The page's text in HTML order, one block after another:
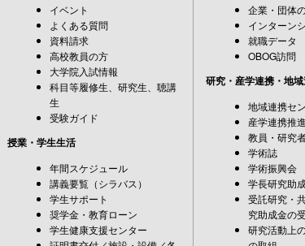
イベント
よくある質問
資料請求
高校教員の方
大学院入試情報
科目等履修生、研究生、聴講
生
受験ガイド
授業・学生生活
年間スケジュール
講義要覧（シラバス）
学生サポート
奨学金・教育ローン
学生健康支援センター
企業・団体
インターン
就職データ
OBOG訪問
研究・産学連携・地
地域連携セ
産学連携推
教員・研究
学術誌
学術振興会
学長研究助
受託研究・
究助成金の
研究活動上